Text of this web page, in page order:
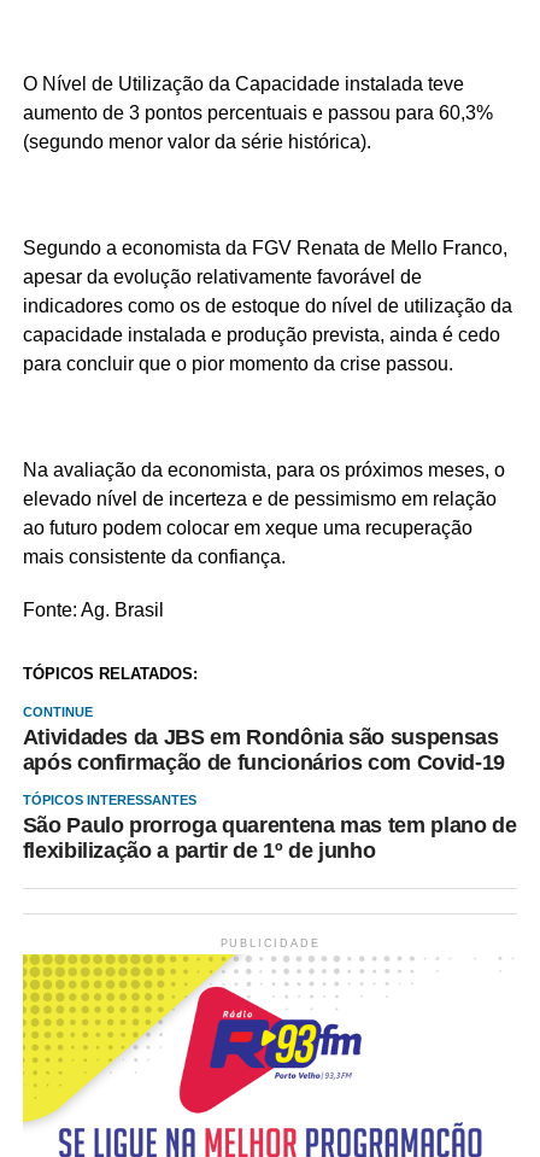
O Nível de Utilização da Capacidade instalada teve
aumento de 3 pontos percentuais e passou para 60,3%
(segundo menor valor da série histórica).
Segundo a economista da FGV Renata de Mello Franco,
apesar da evolução relativamente favorável de
indicadores como os de estoque do nível de utilização da
capacidade instalada e produção prevista, ainda é cedo
para concluir que o pior momento da crise passou.
Na avaliação da economista, para os próximos meses, o
elevado nível de incerteza e de pessimismo em relação
ao futuro podem colocar em xeque uma recuperação
mais consistente da confiança.
Fonte: Ag. Brasil
TÓPICOS RELATADOS:
CONTINUE
Atividades da JBS em Rondônia são suspensas
após confirmação de funcionários com Covid-19
TÓPICOS INTERESSANTES
São Paulo prorroga quarentena mas tem plano de
flexibilização a partir de 1º de junho
PUBLICIDADE